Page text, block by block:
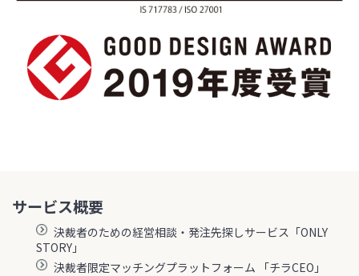
サービス概要
決裁者のための経営相談・発注先探しサービス「ONLY
STORY」
決裁者限定マッチングプラットフォーム 「チラCEO」